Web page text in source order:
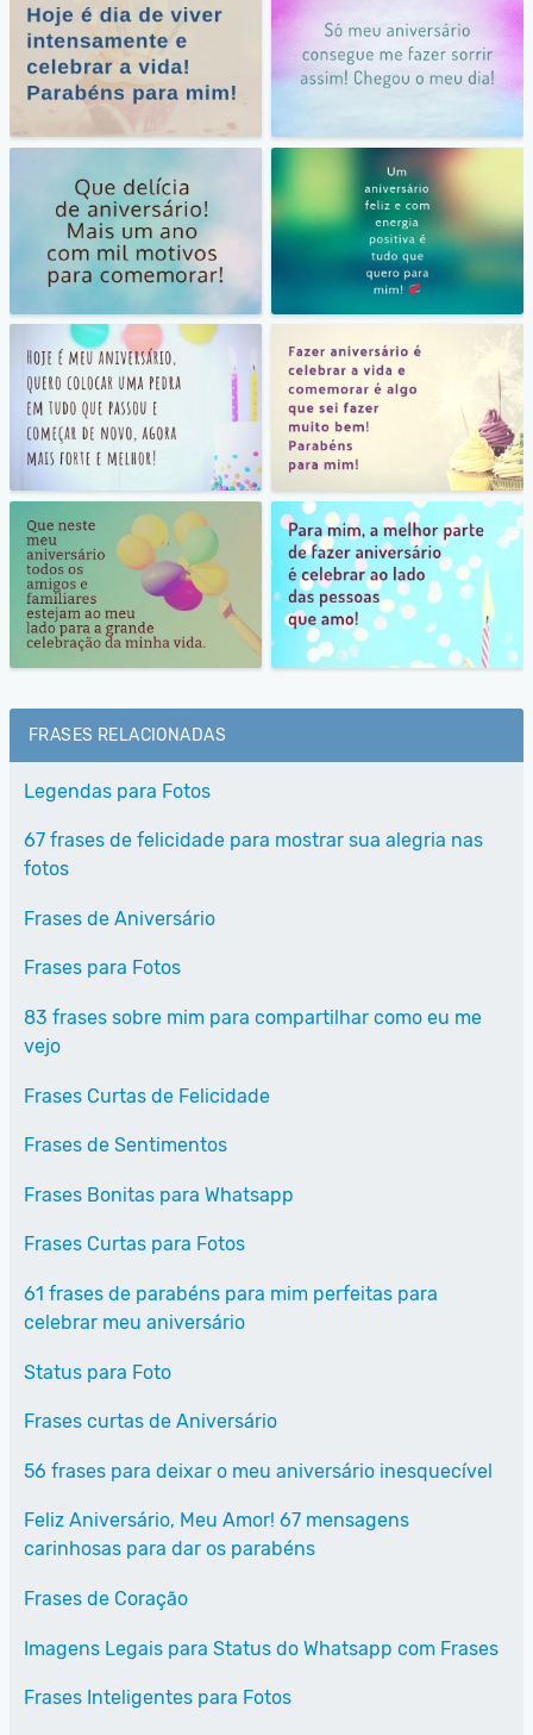
FRASES RELACIONADAS
Legendas para Fotos
67 frases de felicidade para mostrar sua alegria nas
fotos
Frases de Aniversário
Frases para Fotos
83 frases sobre mim para compartilhar como eu me
vejo
Frases Curtas de Felicidade
Frases de Sentimentos
Frases Bonitas para Whatsapp
Frases Curtas para Fotos
61 frases de parabéns para mim perfeitas para
celebrar meu aniversário
Status para Foto
Frases curtas de Aniversário
56 frases para deixar o meu aniversário inesquecível
Feliz Aniversário, Meu Amor! 67 mensagens
carinhosas para dar os parabéns
Frases de Coração
Imagens Legais para Status do Whatsapp com Frases
Frases Inteligentes para Fotos